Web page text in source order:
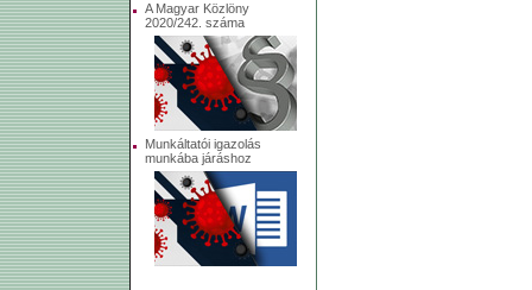
A Magyar Közlöny
2020/242. száma
Munkáltatói igazolás
munkába járáshoz